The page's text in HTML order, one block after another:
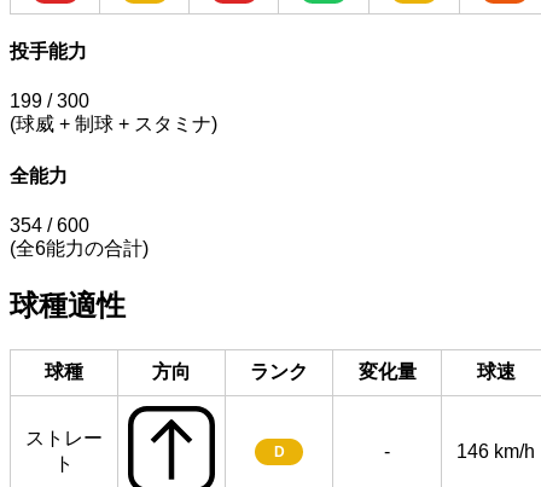
投手能力
199 / 300
(球威 + 制球 + スタミナ)
全能力
354 / 600
(全6能力の合計)
球種適性
球種 方向 ランク 変化量 球速
ストレー
ト
D - 146 km/h